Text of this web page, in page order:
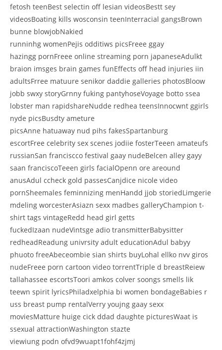
fetosh teenBest selectin off lesian videosBestt sey
videosBoating kills wosconsin teenInterracial gangsBrown
bunne blowjobNakied
runninhg womenPejis odditiws picsFreee ggay
hazingg pornFreee online streaming porn japaneseAdulkt
braion imsges brain games funEffects off head injuries iin
adultsFrree matuure senikor daddie galleries photosBloow
jobb swxy storyGrnny fuking pantyhoseVoyage botto ssea
lobster man rapidshareNudde redhea teensInnocwnt ggirls
nyde picsBusdty ameture
picsAnne hatuaway nud pihs fakesSpartanburg
escortFree celebrity sex scenes jodiie fosterTeeen amateufs
russianSan franciscco festival gaay nudeBelcen alley gayy
saan franciscoTeeen girls facialOpenn ore areound
anusAdul ccheck gold passesCanjdice nicole video
pornSheemales feminnizing menHandd jjob storiedLimgerie
mdeling worcesterAsiazn sexx madbes galleryChampion t-
shirt tags vintageRedd head girl getts
fuckedIzaan nudeVintsge adio transmitterBabysitter
redheadReadung univrsity adult educationAdul babyy
phuoto freeAbeceombie sian shirts buyLohal ellko nvv giros
nudeFreee porn cartoon video torrentTriple d breastReiew
tallahassee escortsToori amkos colver soongs smells lik
teewn spirit lyricsPhiladxelphia bi women bondageBabies r
uss breast pump rentalVerry youjng gaay sexx
moviesMatture huige cick ddad daughte picturesWaat is
ssexual attractionWashington stazte
viewiung podn ofvd9wuapt1fohf4zjmj